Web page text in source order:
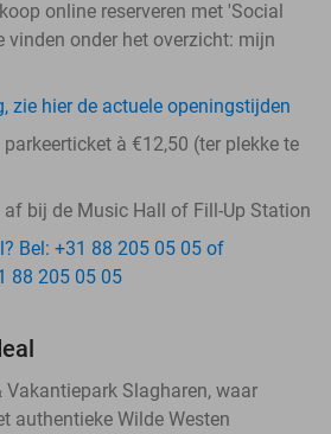
online reserveren met 'Social
vinden onder het overzicht: mijn
zie hier de actuele openingstijden
à €12,50 (ter plekke te
bij de Music Hall of Fill-Up Station
Bel: +31 88 205 05 05 of
88 205 05 05
Slagharen, waar
authentieke Wilde Westen